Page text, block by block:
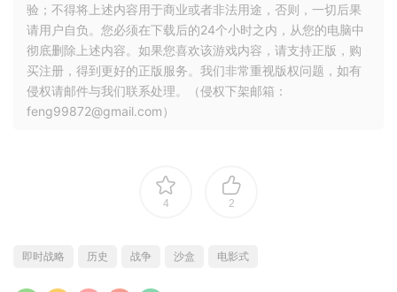
验；不得将上述内容用于商业或者非法用途，否则，一切后果
请用户自负。您必须在下载后的24个小时之内，从您的电脑中
彻底删除上述内容。如果您喜欢该游戏内容，请支持正版，购
买注册，得到更好的正版服务。我们非常重视版权问题，如有
侵权请邮件与我们联系处理。（侵权下架邮箱：
feng99872@gmail.com）
4 2
即时战略 历史 战争 沙盒 电影式